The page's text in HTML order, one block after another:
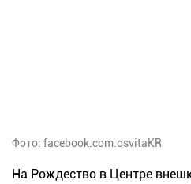
Фото: facebook.com.osvitaKR
На Рождество в Центре